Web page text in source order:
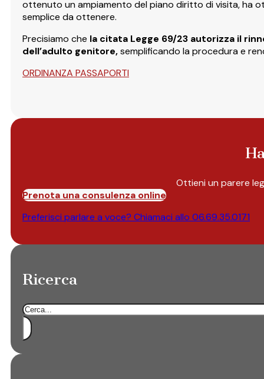
ottenuto un ampiamento del piano diritto di visita, ha
semplice da ottenere.
Precisiamo che la citata Legge 69/23 autorizza il
dell’adulto genitore,semplificando la procedura e
ORDINANZA PASSAPORTI
Ottieni un parere
Prenota una consulenza online
Preferisci parlare a voce? Chiamaci allo 06.69.35.0171
Ricerca
Cerca